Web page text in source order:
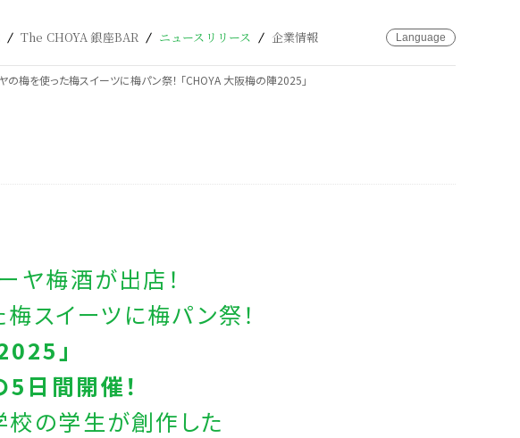
The CHOYA 銀座BAR ニュースリリース 企業情報 お問い合わせ
Language
の梅を使った梅スイーツに梅パン祭！ 「CHOYA 大阪梅の陣2025」
ヤ梅酒が出店！
スイーツに梅パン祭！
」
日間開催！
校の学生が創作した